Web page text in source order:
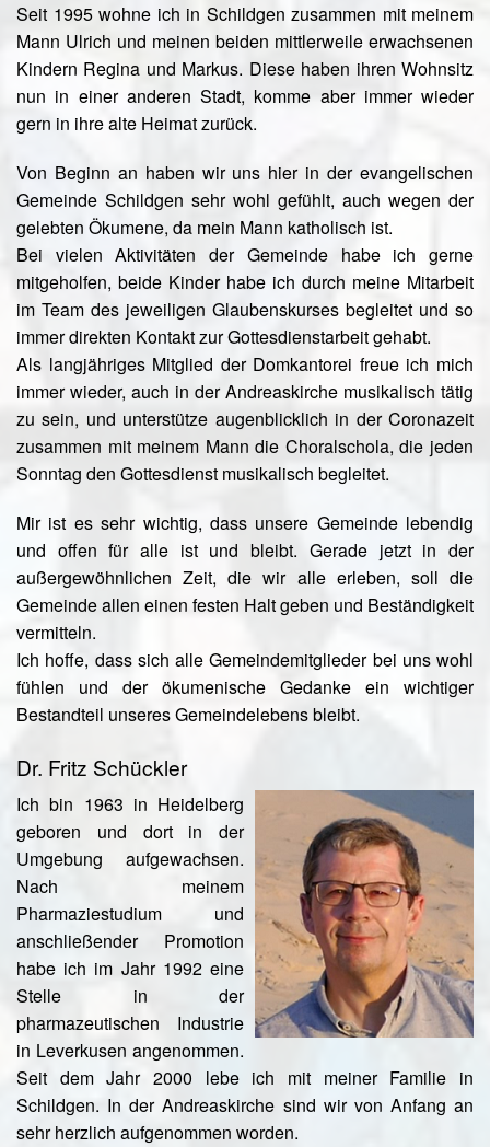
Seit 1995 wohne ich in Schildgen zusammen mit meinem
Mann Ulrich und meinen beiden mittlerweile erwachsenen
Kindern Regina und Markus. Diese haben ihren Wohnsitz
nun in einer anderen Stadt, komme aber immer wieder
gern in ihre alte Heimat zurück.
Von Beginn an haben wir uns hier in der evangelischen
Gemeinde Schildgen sehr wohl gefühlt, auch wegen der
gelebten Ökumene, da mein Mann katholisch ist.
Bei vielen Aktivitäten der Gemeinde habe ich gerne
mitgeholfen, beide Kinder habe ich durch meine Mitarbeit
im Team des jeweiligen Glaubenskurses begleitet und so
immer direkten Kontakt zur Gottesdienstarbeit gehabt.
Als langjähriges Mitglied der Domkantorei freue ich mich
immer wieder, auch in der Andreaskirche musikalisch tätig
zu sein, und unterstütze augenblicklich in der Coronazeit
zusammen mit meinem Mann die Choralschola, die jeden
Sonntag den Gottesdienst musikalisch begleitet.
Mir ist es sehr wichtig, dass unsere Gemeinde lebendig
und offen für alle ist und bleibt. Gerade jetzt in der
außergewöhnlichen Zeit, die wir alle erleben, soll die
Gemeinde allen einen festen Halt geben und Beständigkeit
vermitteln.
Ich hoffe, dass sich alle Gemeindemitglieder bei uns wohl
fühlen und der ökumenische Gedanke ein wichtiger
Bestandteil unseres Gemeindelebens bleibt.
Dr. Fritz Schückler
Ich bin 1963 in Heidelberg
geboren und dort in der
Umgebung aufgewachsen.
Nach meinem
Pharmaziestudium und
anschließender Promotion
habe ich im Jahr 1992 eine
Stelle in der
pharmazeutischen Industrie
in Leverkusen angenommen.
Seit dem Jahr 2000 lebe ich mit meiner Familie in
Schildgen. In der Andreaskirche sind wir von Anfang an
sehr herzlich aufgenommen worden.